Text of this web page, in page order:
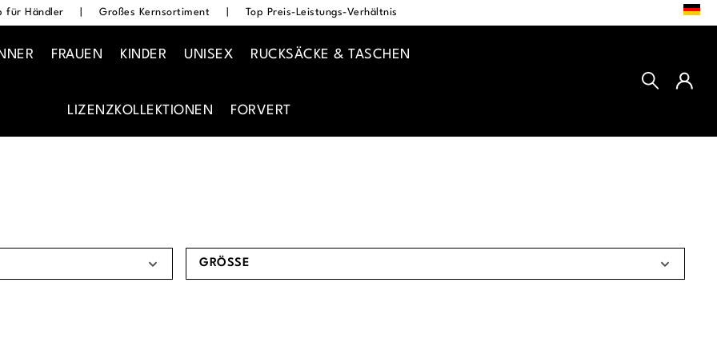
für Händler Großes Kernsortiment Top Preis-Leistungs-Verhältnis
FRAUEN KINDER UNISEX RUCKSÄCKE & TASCHEN
LIZENZKOLLEKTIONEN FORVERT
GRÖSSE